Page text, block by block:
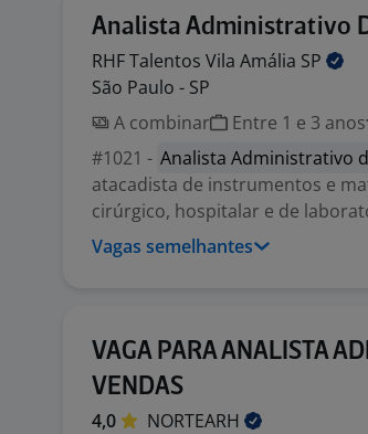
Analista Administrativo
RHF Talentos Vila Amália SP
São Paulo - SP
A combinar
Entre 1 e 3 anos
#1021 - Analista Administrativo
atacadista de instrumentos e
cirúrgico, hospitalar e de
Vagas semelhantes
VAGA PARA ANALISTA
VENDAS
4,0
NORTEARH